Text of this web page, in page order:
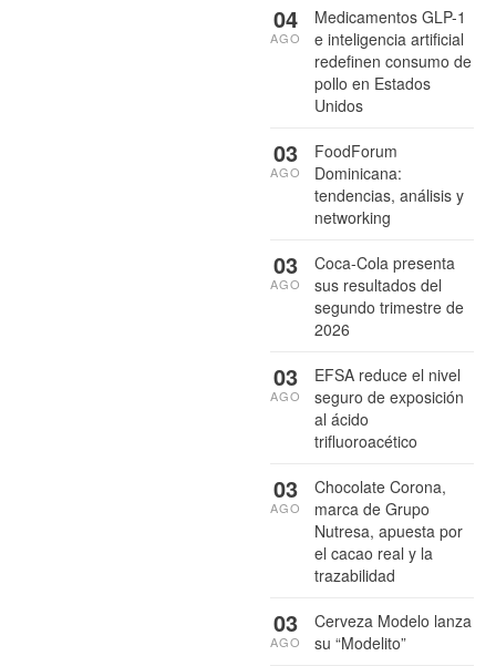
Medicamentos GLP-1
e inteligencia artificial
redefinen consumo de
pollo en Estados
Unidos
04
AGO
FoodForum
Dominicana:
tendencias, análisis y
networking
03
AGO
Coca-Cola presenta
sus resultados del
segundo trimestre de
2026
03
AGO
EFSA reduce el nivel
seguro de exposición
al ácido
trifluoroacético
03
AGO
Chocolate Corona,
marca de Grupo
Nutresa, apuesta por
el cacao real y la
trazabilidad
03
AGO
Cerveza Modelo lanza
su “Modelito”
03
AGO